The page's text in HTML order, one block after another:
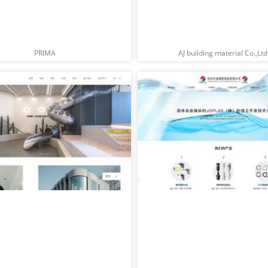
PRIMA AJ building material Co.,Ltd